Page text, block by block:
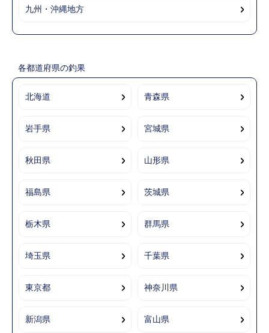
九州・沖縄地方
各都道府県の釣果
北海道 青森県
岩手県 宮城県
秋田県 山形県
福島県 茨城県
栃木県 群馬県
埼玉県 千葉県
東京都 神奈川県
新潟県 富山県